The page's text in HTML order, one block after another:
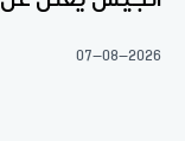
07-08-2026